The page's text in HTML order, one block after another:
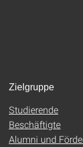
Zielgruppe
Studierende
Beschäftigte
Alumni und